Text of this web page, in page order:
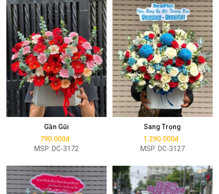
Gần Gũi
790.000đ
MSP: DC-3172
Mua ngay
Sang Trọng
1.290.000đ
MSP: DC-3127
Mua ngay